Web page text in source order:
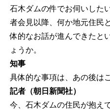
石木ダムの件でお伺いした
者会見以降、何か地元住民
体的なお話が進んできたと
ょうか。
知事
具体的な事項は、あの後は
記者（朝日新聞社）
今、石木ダムの住民が抱え